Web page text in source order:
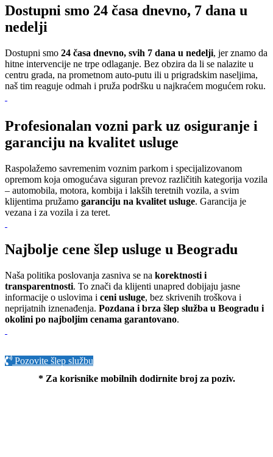
Dostupni smo 24 časa dnevno, 7 dana u
nedelji
Dostupni smo 24 časa dnevno, svih 7 dana u nedelji, jer znamo da
hitne intervencije ne trpe odlaganje. Bez obzira da li se nalazite u
centru grada, na prometnom auto-putu ili u prigradskim naseljima,
naš tim reaguje odmah i pruža podršku u najkraćem mogućem roku.
Profesionalan vozni park uz osiguranje i
garanciju na kvalitet usluge
Raspolažemo savremenim voznim parkom i specijalizovanom
opremom koja omogućava siguran prevoz različitih kategorija vozila
– automobila, motora, kombija i lakših teretnih vozila, a svim
klijentima pružamo garanciju na kvalitet usluge. Garancija je
vezana i za vozila i za teret.
Najbolje cene šlep usluge u Beogradu
Naša politika poslovanja zasniva se na korektnosti i
transparentnosti. To znači da klijenti unapred dobijaju jasne
informacije o uslovima i ceni usluge, bez skrivenih troškova i
neprijatnih iznenađenja. Pozdana i brza šlep služba u Beogradu i
okolini po najboljim cenama garantovano.
Pozovite šlep službu
* Za korisnike mobilnih dodirnite broj za poziv.